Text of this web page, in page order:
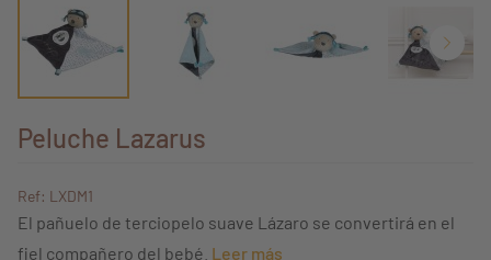
Peluche Lazarus
Ref: LXDM1
El pañuelo de terciopelo suave Lázaro se convertirá en el
fiel compañero del bebé. Leer más